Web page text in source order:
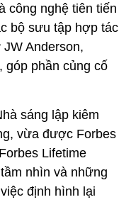
công nghệ tiên tiến
bộ sưu tập hợp tác
Anderson,
góp phần củng cố
sáng lập kiêm
vừa được Forbes
Lifetime
nhìn và những
định hình lại